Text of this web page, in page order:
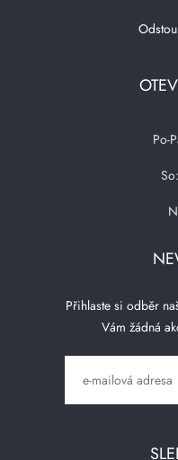
Po-
Přihlaste si odběr
Vám žádná